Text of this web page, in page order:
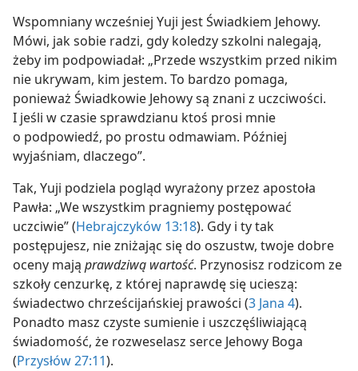
Wspomniany wcześniej Yuji jest Świadkiem Jehowy.
Mówi, jak sobie radzi, gdy koledzy szkolni nalegają,
żeby im podpowiadał: „Przede wszystkim przed nikim
nie ukrywam, kim jestem. To bardzo pomaga,
ponieważ Świadkowie Jehowy są znani z uczciwości.
I jeśli w czasie sprawdzianu ktoś prosi mnie
o podpowiedź, po prostu odmawiam. Później
wyjaśniam, dlaczego”.
Tak, Yuji podziela pogląd wyrażony przez apostoła
Pawła: „We wszystkim pragniemy postępować
uczciwie” (Hebrajczyków 13:18). Gdy i ty tak
postępujesz, nie zniżając się do oszustw, twoje dobre
oceny mają prawdziwą wartość. Przynosisz rodzicom ze
szkoły cenzurkę, z której naprawdę się ucieszą:
świadectwo chrześcijańskiej prawości (3 Jana 4).
Ponadto masz czyste sumienie i uszczęśliwiającą
świadomość, że rozweselasz serce Jehowy Boga
(Przysłów 27:11).